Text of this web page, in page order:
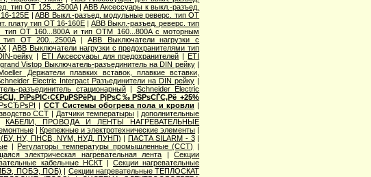
тип OT 125...2500A| ABB Аксессуары к выкл.-разъед.
125E |ABB Выкл.-разъед. модульные реверс. тип OT
плату тип OT 16-160E | ABB Выкл.-разъед. реверс. тип
тип OT 160...800A и тип OTМ 160...800A с моторным
OT 200...2500A| ABB Выключатели нагрузки с
|ABB Выключатели нагрузки с предохранителями тип
рейку | ETI Аксессуары для предохранителей |ETI
Vistop Выключатель-разъединитель на DIN рейку|
Держатели плавких вставок, плавкие вставки,
Electric Interpact Разъединители на DIN рейку |
разъединитель стационарный| Schneider Electric
РїРѕРІС‹С€РµРЅРёРµ РјРѕС‰РЅРѕСЃС‚Рё +25%
| ССТ Системы обогрева пола и кровли |
ССТ | Датчики температыры | дополнительные
КАБЕЛИ, ПРОВОДА И ЛЕНТЫ НАГРЕВАТЕЛЬНЫЕ
| Крепежные и электротехнические элементы |
НУ, ПНСВ, NYM, НУД, ПУНП) | ПАСТА SILARM - 3|
|Регулаторы температуры промышленные (ССТ)
|
электрическая нагревательная лента |Секции
кабельные НСКТ|Секции нагревательные
ПОБЭ, ПОБ) | Секции нагревательные ТЕПЛОСКАТ